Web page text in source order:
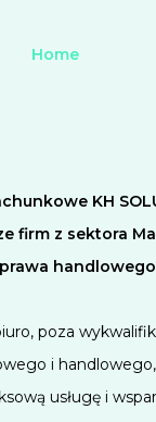
Home
KH
firm z sektora
poza
i
usługę i